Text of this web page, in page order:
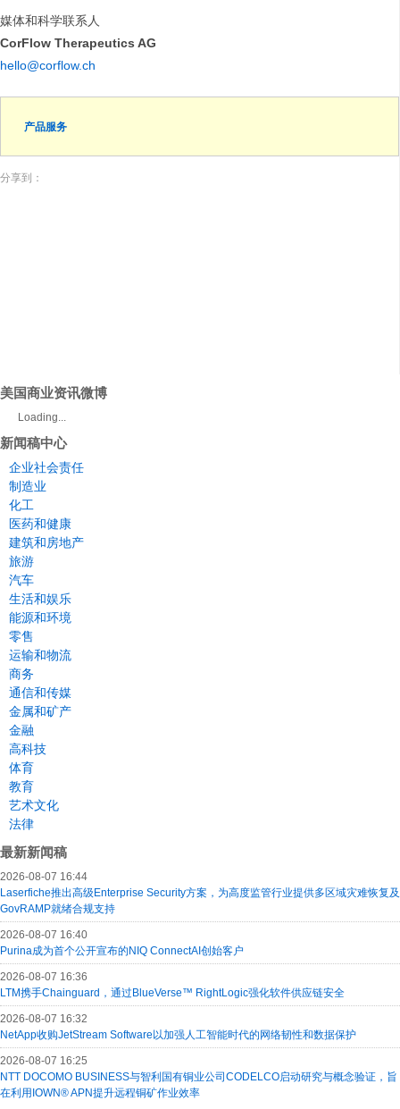
媒体和科学联系人
CorFlow Therapeutics AG
hello@corflow.ch
产品服务
分享到：
美国商业资讯微博
Loading...
新闻稿中心
企业社会责任
制造业
化工
医药和健康
建筑和房地产
旅游
汽车
生活和娱乐
能源和环境
零售
运输和物流
商务
通信和传媒
金属和矿产
金融
高科技
体育
教育
艺术文化
法律
最新新闻稿
2026-08-07 16:44
Laserfiche推出高级Enterprise Security方案，为高度监管行业提供多区域灾难恢复及
GovRAMP就绪合规支持
2026-08-07 16:40
Purina成为首个公开宣布的NIQ ConnectAI创始客户
2026-08-07 16:36
LTM携手Chainguard，通过BlueVerse™ RightLogic强化软件供应链安全
2026-08-07 16:32
NetApp收购JetStream Software以加强人工智能时代的网络韧性和数据保护
2026-08-07 16:25
NTT DOCOMO BUSINESS与智利国有铜业公司CODELCO启动研究与概念验证，旨
在利用IOWN® APN提升远程铜矿作业效率